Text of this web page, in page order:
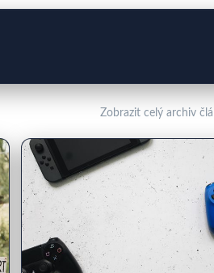
Zobrazit celý archiv